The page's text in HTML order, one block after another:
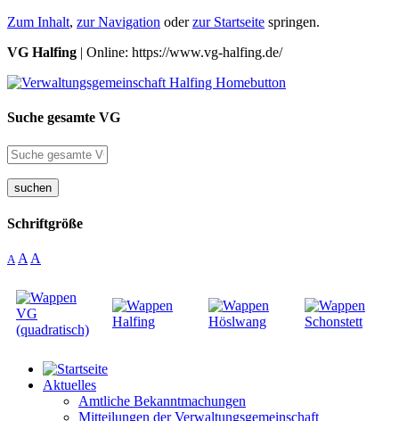
Zum Inhalt, zur Navigation oderzur Startseite springen.
VG Halfing | Online: https://www.vg-halfing.de/
Suche gesamte VG
suchen
Schriftgröße
A A A
Aktuelles
Amtliche Bekanntmachungen
Mitteilungen der Verwaltungsgemeinschaft